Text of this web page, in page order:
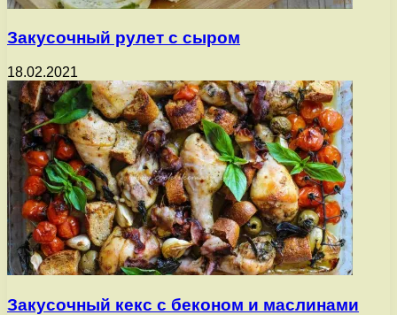
Закусочный рулет с сыром
18.02.2021
Закусочный кекс с беконом и маслинами